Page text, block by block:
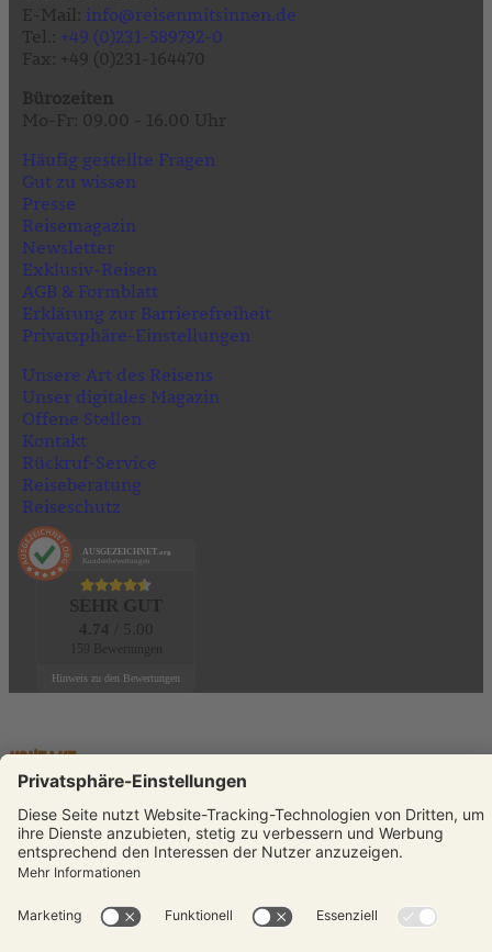
info@reisenmitsinnen.de
+49 (0)231-589792-0
Häufig gestellte Fragen
Gut zu wissen
Presse
Reisemagazin
Newsletter
Exklusiv-Reisen
AGB & Formblatt
Erklärung zur Barrierefreiheit
Privatsphäre-Einstellungen
Unsere Art des Reisens
Unser digitales Magazin
Offene Stellen
Kontakt
Rückruf-Service
Reiseberatung
Reiseschutz
AUSGEZEICHNET .org
Kundenbewertungen
Hinweis zu den Bewertungen
KONTAKT
Telefon: +49 (0)231 589792-0E-Mail:
info@reisenmitsinnen.de